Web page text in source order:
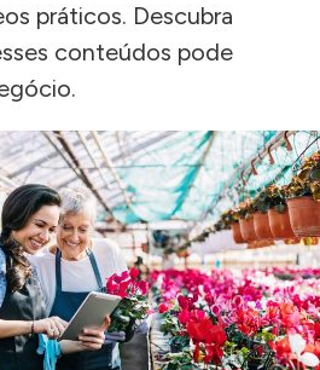
práticos. Descubra
conteúdos pode